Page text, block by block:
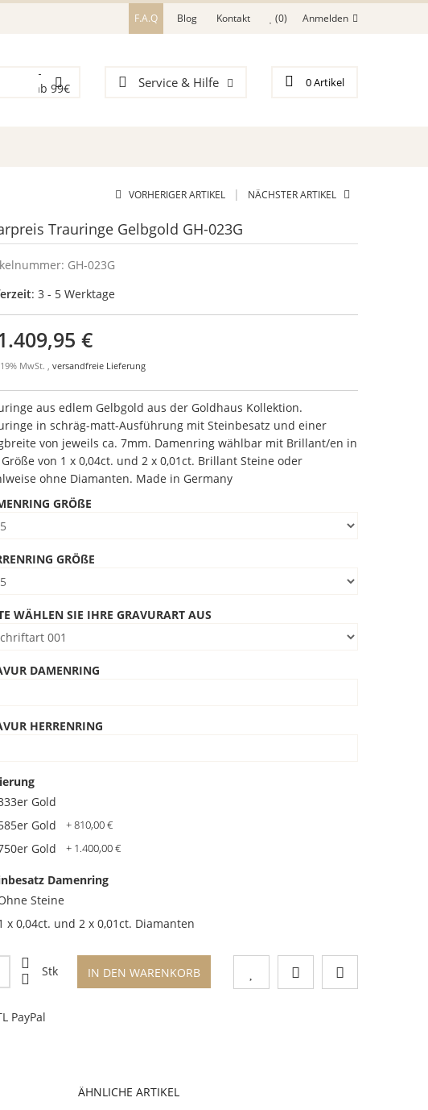
F.A.Q Blog Kontakt (0) Anmelden
Service & Hilfe
SSL
ab 99€
0Artikel
VORHERIGER ARTIKEL | NÄCHSTER ARTIKEL
Trauringe Gelbgold GH-023G
GH-023G
: 3 - 5 Werktage
€
MwSt. , versandfreie Lieferung
aus edlem Gelbgold aus der Goldhaus Kollektion.
in schräg-matt-Ausführung mit Steinbesatz und einer
von jeweils ca. 7mm. Damenring wählbar mit Brillant/en in
von 1 x 0,04ct. und 2 x 0,01ct. Brillant Steine oder
ohne Diamanten. Made in Germany
GRÖßE
GRÖßE
WÄHLEN SIE IHRE GRAVURART AUS
DAMENRING
HERRENRING
Gold
Gold
+ 810,00 €
Gold + 1.400,00 €
Damenring
Steine
x 0,04ct. und 2 x 0,01ct. Diamanten
Stk IN DEN WARENKORB
ÄHNLICHE ARTIKEL